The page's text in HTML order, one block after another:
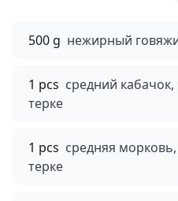
500 g нежирный
1 pcs средний
терке
1 pcs средняя
терке